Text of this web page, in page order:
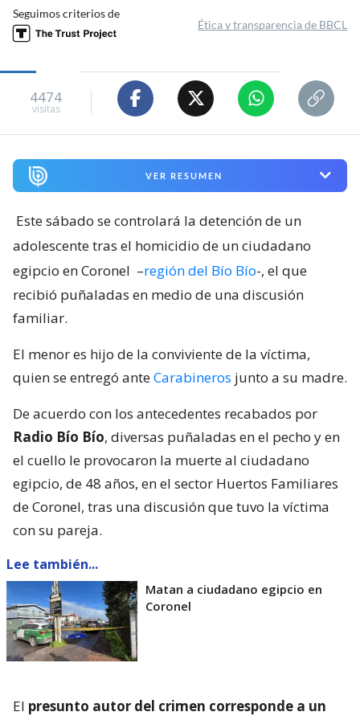
Seguimos criterios de
Ética y transparencia de BBCL
4474
visitas
VER RESUMEN
Este sábado se controlará la detención de un
adolescente tras el homicidio de un ciudadano
egipcio en Coronel –región del Bío Bío-, el que
recibió puñaladas en medio de una discusión
familiar.
El menor es hijo de la conviviente de la víctima,
quien se entregó anteCarabineros junto a su madre.
De acuerdo con los antecedentes recabados por
Radio Bío Bío, diversas puñaladas en el pecho y en
el cuello le provocaron la muerte al ciudadano
egipcio, de 48 años, en el sector Huertos Familiares
de Coronel, tras una discusión que tuvo la víctima
con su pareja.
Lee también...
Matan a ciudadano egipcio en
Coronel
El presunto autor del crimen corresponde a un